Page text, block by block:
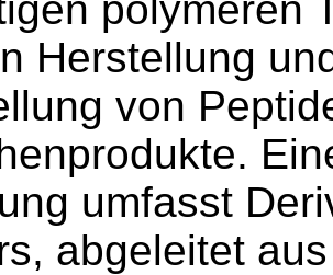
Herstellung
von
umfasst
abgeleitet